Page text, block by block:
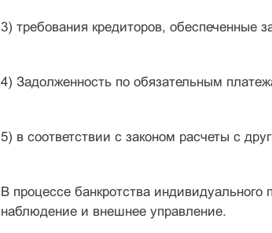
3) требования кредиторов,
4) Задолженность по обязательным
5) в соответствии с законом расчеты с
В процессе банкротства
наблюдение и внешнее управление.